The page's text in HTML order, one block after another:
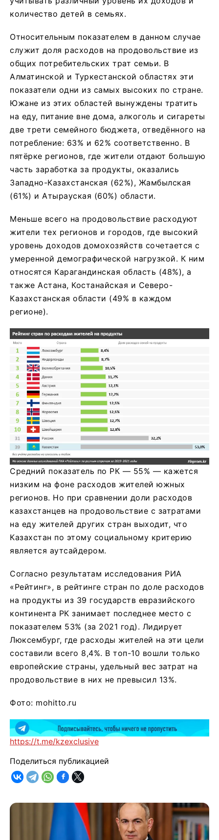
количество детей в семьях.
Относительным показателем в данном случае
служит доля расходов на продовольствие из
общих потребительских трат семьи. В
Алматинской и Туркестанской областях эти
показатели одни из самых высоких по стране.
Южане из этих областей вынуждены тратить
на еду, питание вне дома, алкоголь и сигареты
две трети семейного бюджета, отведённого на
потребление: 63% и 62% соответственно. В
пятёрке регионов, где жители отдают большую
часть заработка за продукты, оказались
Западно-Казахстанская (62%), Жамбылская
(61%) и Атырауская (60%) области.
Меньше всего на продовольствие расходуют
жители тех регионов и городов, где высокий
уровень доходов домохозяйств сочетается с
умеренной демографической нагрузкой. К ним
относятся Карагандинская область (48%), а
также Астана, Костанайская и Северо-
Казахстанская области (49% в каждом
регионе).
Средний показатель по РК — 55% — кажется
низким на фоне расходов жителей южных
регионов. Но при сравнении доли расходов
казахстанцев на продовольствие с затратами
на еду жителей других стран выходит, что
Казахстан по этому социальному критерию
является аутсайдером.
Согласно результатам исследования РИА
«Рейтинг», в рейтинге стран по доле расходов
на продукты из 39 государств евразийского
континента РК занимает последнее место с
показателем 53% (за 2021 год). Лидирует
Люксембург, где расходы жителей на эти цели
составили всего 8,4%. В топ-10 вошли только
европейские страны, удельный вес затрат на
продовольствие в них не превысил 13%.
Фото: mohitto.ru
https://t.me/kzexclusive
Поделиться публикацией